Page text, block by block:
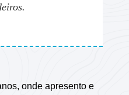
onde apresento e